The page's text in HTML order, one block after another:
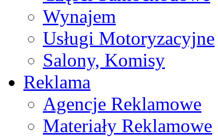
Wynajem
Usługi Motoryzacyjne
Salony, Komisy
Reklama
Agencje Reklamowe
Materiały Reklamowe